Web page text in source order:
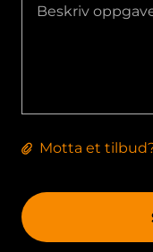
Motta et tilbud?